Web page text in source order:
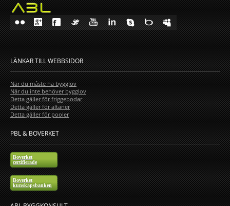
LÄNKAR TILL WEBBSIDOR
När du måste ha bygglov
När du inte behöver bygglov
Detta gäller för friggebodar
Detta gäller för altaner
Detta gäller för pooler
PBL & BOVERKET
Boverket
certifierade
Boverket
kunskapsbanken